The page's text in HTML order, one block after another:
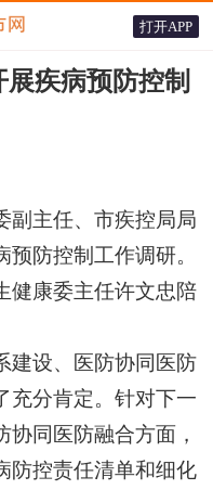
打开APP
疾病预防控制
主任、市疾控局局
防控制工作调研。
健康委主任许文忠陪
设、医防协同医防
充分肯定。针对下一
同医防融合方面，
防控责任清单和细化